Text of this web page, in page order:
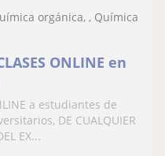
orgánica, , Química
ONLINE en
a estudiantes de
DE CUALQUIER
EX...